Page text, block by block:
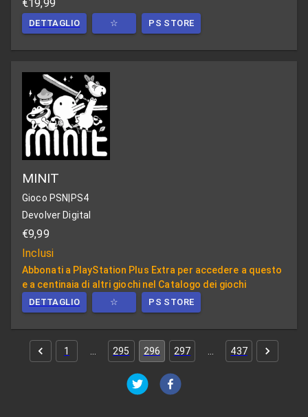
€19,99
DETTAGLIO ☆ PS STORE
MINIT
Gioco PSN PS4
Devolver Digital
€9,99
Inclusi
Abbonati a PlayStation Plus Extra per accedere a questo
e a centinaia di altri giochi nel Catalogo dei giochi
DETTAGLIO ☆ PS STORE
1 … 295 296 297 … 437